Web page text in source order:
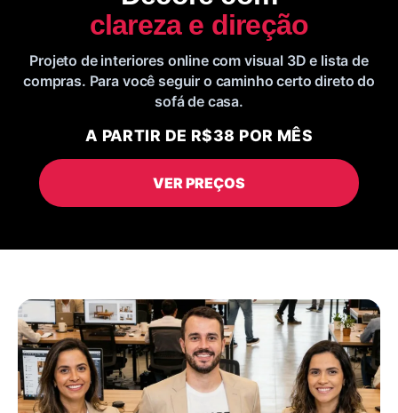
clareza e direção
Projeto de interiores online com visual 3D e lista de
compras. Para você seguir o caminho certo direto do
sofá de casa.
A PARTIR DE R$38 POR MÊS
VER PREÇOS